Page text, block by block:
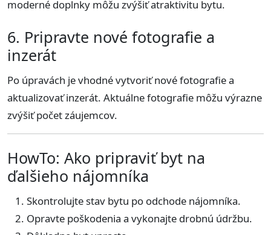
moderné doplnky môžu zvýšiť atraktivitu bytu.
6. Pripravte nové fotografie a
inzerát
Po úpravách je vhodné vytvoriť nové fotografie a
aktualizovať inzerát. Aktuálne fotografie môžu výrazne
zvýšiť počet záujemcov.
HowTo: Ako pripraviť byt na
ďalšieho nájomníka
Skontrolujte stav bytu po odchode nájomníka.
Opravte poškodenia a vykonajte drobnú údržbu.